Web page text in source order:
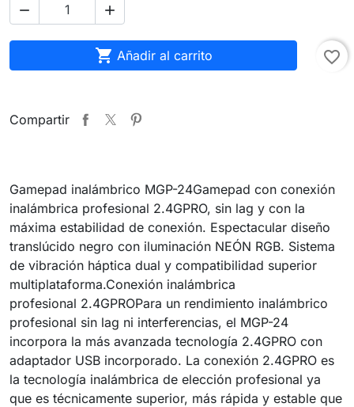
 
 Añadir al carrito favorite_border
Compartir
Gamepad inalámbrico MGP-24Gamepad con conexión
inalámbrica profesional 2.4GPRO, sin lag y con la
máxima estabilidad de conexión. Espectacular diseño
translúcido negro con iluminación NEÓN RGB. Sistema
de vibración háptica dual y compatibilidad superior
multiplataforma.Conexión inalámbrica
profesional 2.4GPROPara un rendimiento inalámbrico
profesional sin lag ni interferencias, el MGP-24
incorpora la más avanzada tecnología 2.4GPRO con
adaptador USB incorporado. La conexión 2.4GPRO es
la tecnología inalámbrica de elección profesional ya
que es técnicamente superior, más rápida y estable que